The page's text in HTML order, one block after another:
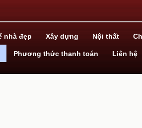
nhà đẹp Xây dựng Nội thất
Phương thức thanh toán Liên hệ